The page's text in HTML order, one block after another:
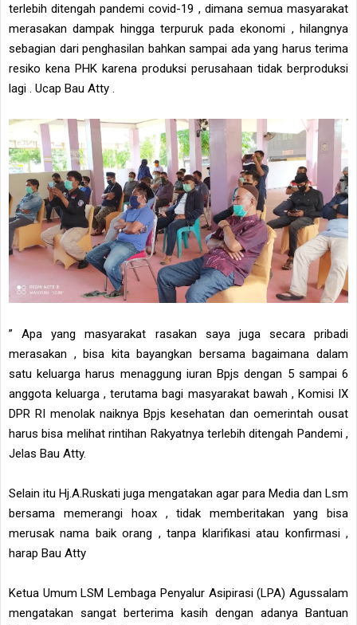
terlebih ditengah pandemi covid-19 , dimana semua masyarakat
merasakan dampak hingga terpuruk pada ekonomi , hilangnya
sebagian dari penghasilan bahkan sampai ada yang harus terima
resiko kena PHK karena produksi perusahaan tidak berproduksi
lagi . Ucap Bau Atty .
” Apa yang masyarakat rasakan saya juga secara pribadi
merasakan , bisa kita bayangkan bersama bagaimana dalam
satu keluarga harus menaggung iuran Bpjs dengan 5 sampai 6
anggota keluarga , terutama bagi masyarakat bawah , Komisi IX
DPR RI menolak naiknya Bpjs kesehatan dan oemerintah ousat
harus bisa melihat rintihan Rakyatnya terlebih ditengah Pandemi ,
Jelas Bau Atty.
Selain itu Hj.A.Ruskati juga mengatakan agar para Media dan Lsm
bersama memerangi hoax , tidak memberitakan yang bisa
merusak nama baik orang , tanpa klarifikasi atau konfirmasi ,
harap Bau Atty
Ketua Umum LSM Lembaga Penyalur Asipirasi (LPA) Agussalam
mengatakan sangat berterima kasih dengan adanya Bantuan